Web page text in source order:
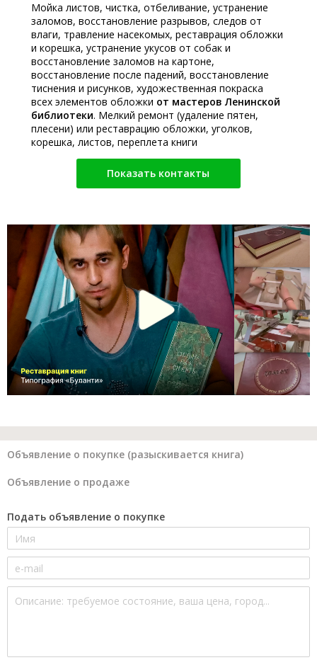
Мойка листов, чистка, отбеливание, устранение
заломов, восстановление разрывов, следов от
влаги, травление насекомых, реставрация обложки
и корешка, устранение укусов от собак и
восстановление заломов на картоне,
восстановление после падений, восстановление
тиснения и рисунков, художественная покраска
всех элементов обложки от мастеров Ленинской
библиотеки. Мелкий ремонт (удаление пятен,
плесени) или реставрацию обложки, уголков,
корешка, листов, переплета книги
Показать контакты
Объявление о покупке (разыскивается книга)
Объявление о продаже
Подать объявление о покупке